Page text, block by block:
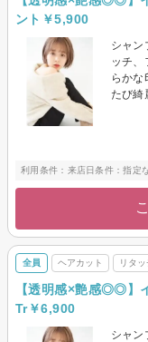
ント￥5,900
シャ
ッチ
らか
たび綺
利用条件：来店日条件：指定
全員 ヘアカット リタ
【透明感×艶感◎◎】
Tr￥6,900
シャ